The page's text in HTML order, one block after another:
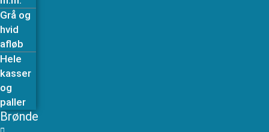
Grå og
hvid
afløb
Hele
kasser
og
paller
Brønde